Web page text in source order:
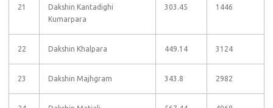
21
Dakshin Kantadighi
Kumarpara
303.45 1446
22 Dakshin Khalpara 449.14 3124
23 Dakshin Majhgram 343.8 2982